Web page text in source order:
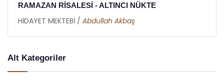
RAMAZAN RİSALESİ - ALTINCI NÜKTE
HİDAYET MEKTEBİ / Abdullah Akbaş
Alt Kategoriler